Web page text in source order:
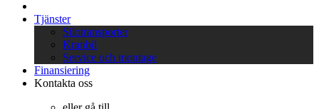
Tjänster
Silotransporter
Kranbil
Service och montage
Finansiering
Kontakta oss